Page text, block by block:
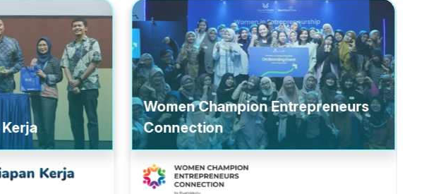
Women Champion Entrepreneurs
Connection